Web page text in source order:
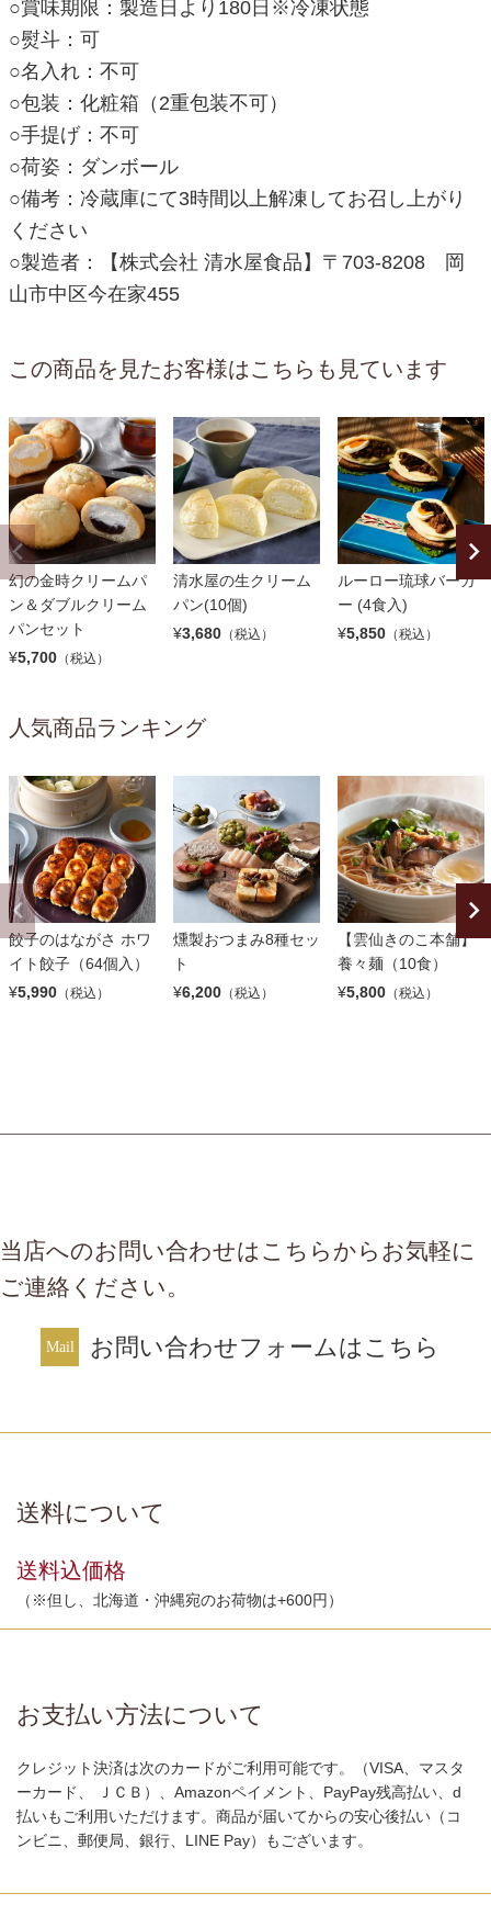
○賞味期限：製造日より180日※冷凍状態
○熨斗：可
○名入れ：不可
○包装：化粧箱（2重包装不可）
○手提げ：不可
○荷姿：ダンボール
○備考：冷蔵庫にて3時間以上解凍してお召し上がり
ください
○製造者：【株式会社 清水屋食品】〒703-8208 岡
山市中区今在家455
この商品を見たお客様はこちらも見ています
幻の金時クリームパ
ン＆ダブルクリーム
パンセット
¥5,700 （税込）
清水屋の生クリーム
パン(10個)
¥3,680 （税込）
ルーロー琉球バーガ
ー (4食入)
¥5,850 （税込）
人気商品ランキング
餃子のはながさ ホワ
イト餃子（64個入）
¥5,990 （税込）
燻製おつまみ8種セッ
ト
¥6,200 （税込）
【雲仙きのこ本舗】
養々麺（10食）
¥5,800 （税込）
当店へのお問い合わせはこちらからお気軽に
ご連絡ください。
お問い合わせフォームはこちら
送料について
送料込価格
（※但し、北海道・沖縄宛のお荷物は+600円）
お支払い方法について
クレジット決済は次のカードがご利用可能です。（VISA、マスタ
ーカード、 ＪＣＢ）、Amazonペイメント、PayPay残高払い、d
払いもご利用いただけます。商品が届いてからの安心後払い（コ
ンビニ、郵便局、銀行、LINE Pay）もございます。